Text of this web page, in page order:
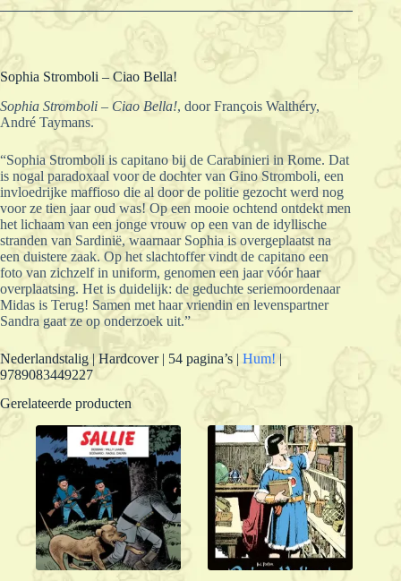
Sophia Stromboli – Ciao Bella!
Sophia Stromboli – Ciao Bella!, door François Walthéry,
André Taymans.
“Sophia Stromboli is capitano bij de Carabinieri in Rome. Dat
is nogal paradoxaal voor de dochter van Gino Stromboli, een
invloedrijke maffioso die al door de politie gezocht werd nog
voor ze tien jaar oud was! Op een mooie ochtend ontdekt men
het lichaam van een jonge vrouw op een van de idyllische
stranden van Sardinië, waarnaar Sophia is overgeplaatst na
een duistere zaak. Op het slachtoffer vindt de capitano een
foto van zichzelf in uniform, genomen een jaar vóór haar
overplaatsing. Het is duidelijk: de geduchte seriemoordenaar
Midas is Terug! Samen met haar vriendin en levenspartner
Sandra gaat ze op onderzoek uit.”
Nederlandstalig | Hardcover | 54 pagina’s | Hum! |
9789083449227
Gerelateerde producten